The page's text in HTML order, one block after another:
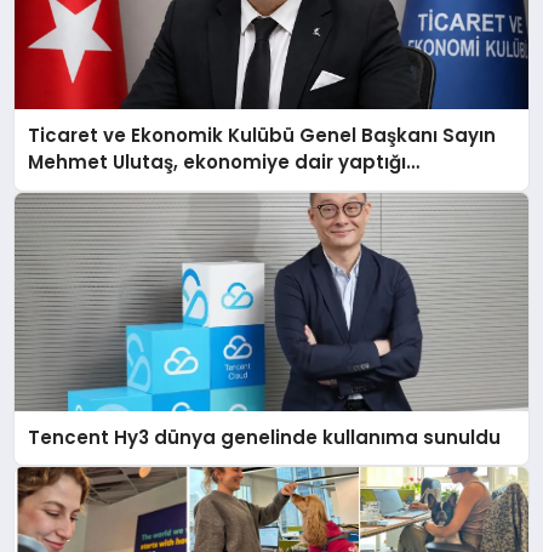
Ticaret ve Ekonomik Kulübü Genel Başkanı Sayın
Mehmet Ulutaş, ekonomiye dair yaptığı
açıklamada şunları kaydetti:
Tencent Hy3 dünya genelinde kullanıma sunuldu